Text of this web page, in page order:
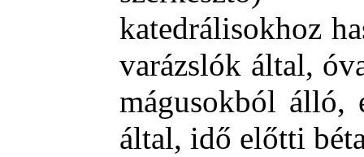
katedrálisokhoz
varázslók által,
mágusokból álló,
által, idő előtti